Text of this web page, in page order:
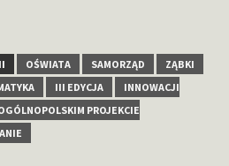
OŚWIATA SAMORZĄD
ZĄBKI
III EDYCJA
INNOWACJI
PROJEKCIE